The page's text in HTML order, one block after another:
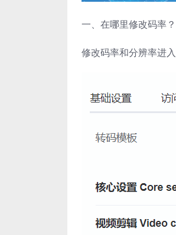
一、在哪里修改码率？
修改码率和分辨率进